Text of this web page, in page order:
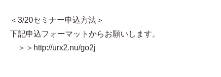
＜3/20セミナー申込方法＞
下記申込フォーマットからお願いします。
＞＞http://urx2.nu/go2j